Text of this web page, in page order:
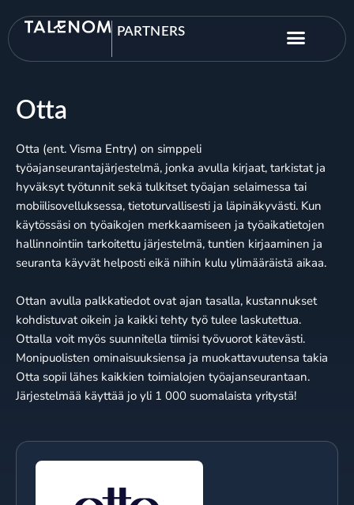
PARTNERS
Otta
Otta (ent. Visma Entry) on simppeli
työajanseurantajärjestelmä, jonka avulla kirjaat, tarkistat ja
hyväksyt työtunnit sekä tulkitset työajan selaimessa tai
mobiilisovelluksessa, tietoturvallisesti ja läpinäkyvästi. Kun
käytössäsi on työaikojen merkkaamiseen ja työaikatietojen
hallinnointiin tarkoitettu järjestelmä, tuntien kirjaaminen ja
seuranta käyvät helposti eikä niihin kulu ylimääräistä aikaa.
Ottan avulla palkkatiedot ovat ajan tasalla, kustannukset
kohdistuvat oikein ja kaikki tehty työ tulee laskutettua.
Ottalla voit myös suunnitella tiimisi työvuorot kätevästi.
Monipuolisten ominaisuuksiensa ja muokattavuutensa takia
Otta sopii lähes kaikkien toimialojen työajanseurantaan.
Järjestelmää käyttää jo yli 1 000 suomalaista yritystä!